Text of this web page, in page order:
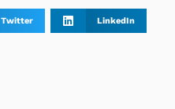
Twitter LinkedIn